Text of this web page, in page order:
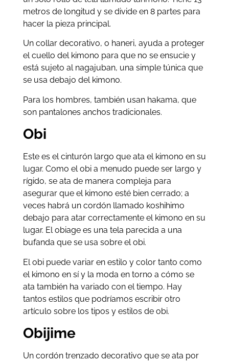
metros de longitud y se divide en 8 partes para
hacer la pieza principal.
Un collar decorativo, o haneri, ayuda a proteger
el cuello del kimono para que no se ensucie y
está sujeto al nagajuban, una simple túnica que
se usa debajo del kimono.
Para los hombres, también usan hakama, que
son pantalones anchos tradicionales.
Obi
Este es el cinturón largo que ata el kimono en su
lugar. Como el obi a menudo puede ser largo y
rígido, se ata de manera compleja para
asegurar que el kimono esté bien cerrado; a
veces habrá un cordón llamado koshihimo
debajo para atar correctamente el kimono en su
lugar. El obiage es una tela parecida a una
bufanda que se usa sobre el obi.
El obi puede variar en estilo y color tanto como
el kimono en sí y la moda en torno a cómo se
ata también ha variado con el tiempo. Hay
tantos estilos que podríamos escribir otro
artículo sobre los tipos y estilos de obi.
Obijime
Un cordón trenzado decorativo que se ata por